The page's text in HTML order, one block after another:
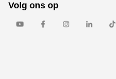
Volg ons op